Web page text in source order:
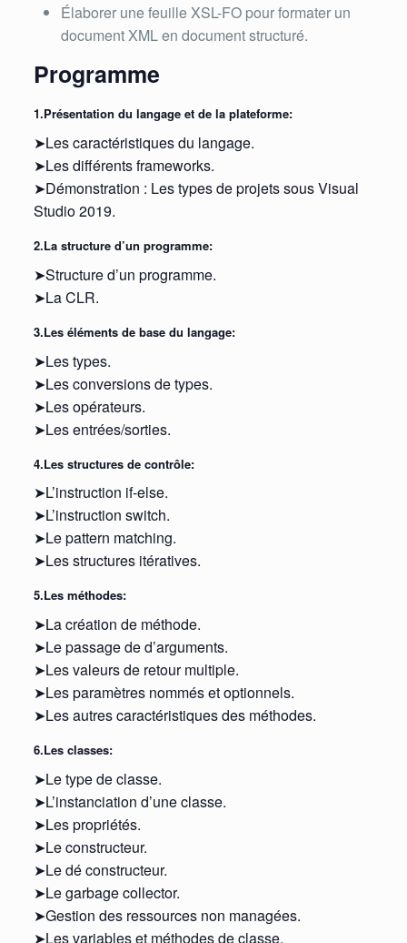
Élaborer une feuille XSL-FO pour formater un
document XML en document structuré.
Programme
1.Présentation du langage et de la plateforme:
➤Les caractéristiques du langage.
➤Les différents frameworks.
➤Démonstration : Les types de projets sous Visual
Studio 2019.
2.La structure d’un programme:
➤Structure d’un programme.
➤La CLR.
3.Les éléments de base du langage:
➤Les types.
➤Les conversions de types.
➤Les opérateurs.
➤Les entrées/sorties.
4.Les structures de contrôle:
➤L’instruction if-else.
➤L’instruction switch.
➤Le pattern matching.
➤Les structures itératives.
5.Les méthodes:
➤La création de méthode.
➤Le passage de d’arguments.
➤Les valeurs de retour multiple.
➤Les paramètres nommés et optionnels.
➤Les autres caractéristiques des méthodes.
6.Les classes:
➤Le type de classe.
➤L’instanciation d’une classe.
➤Les propriétés.
➤Le constructeur.
➤Le dé constructeur.
➤Le garbage collector.
➤Gestion des ressources non managées.
➤Les variables et méthodes de classe.